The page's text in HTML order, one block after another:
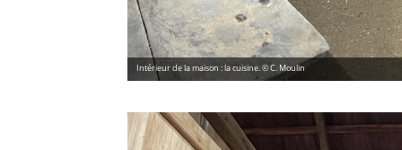
Intérieur de la maison : la cuisine. © C. Moulin